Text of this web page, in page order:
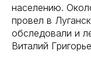
населению.
провел в
обследовали и
Виталий